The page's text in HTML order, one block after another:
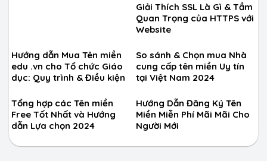
Giải Thích SSL Là Gì & Tầm
Quan Trọng của HTTPS với
Website
Hướng dẫn Mua Tên miền
edu .vn cho Tổ chức Giáo
dục: Quy trình & Điều kiện
So sánh & Chọn mua Nhà
cung cấp tên miền Uy tín
tại Việt Nam 2024
Tổng hợp các Tên miền
Free Tốt Nhất và Hướng
dẫn Lựa chọn 2024
Hướng Dẫn Đăng Ký Tên
Miền Miễn Phí Mãi Mãi Cho
Người Mới